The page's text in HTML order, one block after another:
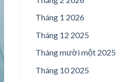
Tháng 1 2026
Tháng 12 2025
Tháng mười một 2025
Tháng 10 2025